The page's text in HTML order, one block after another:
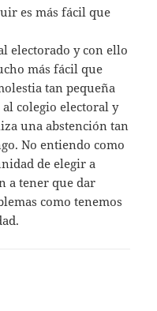
es más fácil que
electorado y con ello
más fácil que
tan pequeña
al colegio electoral y
una abstención tan
No entiendo como
de elegir a
a tener que dar
como tenemos